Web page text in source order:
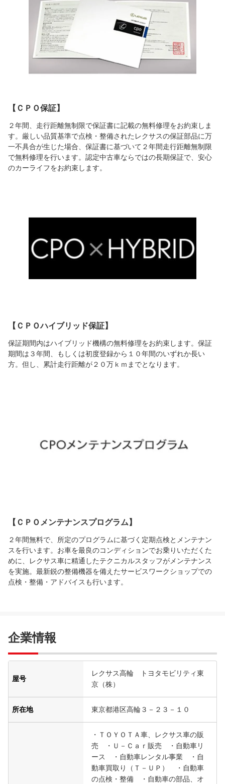
【ＣＰＯ保証】
２年間、走行距離無制限で保証書に記載の無料修理をお約束しま
す。厳しい品質基準で点検・整備されたレクサスの保証部品に万
一不具合が生じた場合、保証書に基づいて２年間走行距離無制限
で無料修理を行います。認定中古車ならではの長期保証で、安心
のカーライフをお約束します。
【ＣＰＯハイブリッド保証】
保証期間内はハイブリッド機構の無料修理をお約束します。保証
期間は３年間、もしくは初度登録から１０年間のいずれか長い
方。但し、累計走行距離が２０万ｋｍまでとなります。
【ＣＰＯメンテナンスプログラム】
２年間無料で、所定のプログラムに基づく定期点検とメンテナン
スを行います。お車を最良のコンディションでお乗りいただくた
めに、レクサス車に精通したテクニカルスタッフがメンテナンス
を実施。最新鋭の整備機器を備えたサービスワークショップでの
点検・整備・アドバイスも行います。
企業情報
屋号
レクサス高輪 トヨタモビリティ東
京（株）
所在地 東京都港区高輪３－２３－１０
・ＴＯＹＯＴＡ車、レクサス車の販
売 ・Ｕ－Ｃａｒ販売 ・自動車リ
ース ・自動車レンタル事業 ・自
動車買取り（Ｔ－ＵＰ） ・自動車
の点検・整備 ・自動車の部品、オ